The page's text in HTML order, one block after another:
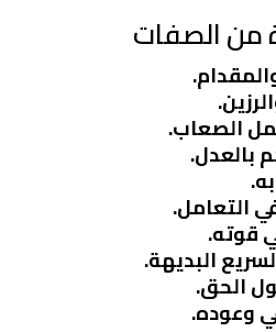
من الصفات
الصعاب.
بالعدل.
التعامل.
قوته.
البديهة.
الحق.
وعوده.